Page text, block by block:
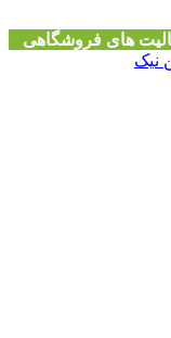
های فروشگاهی